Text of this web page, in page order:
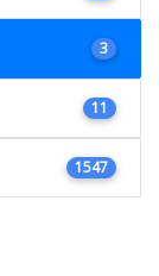
3
11
1547